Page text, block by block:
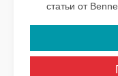
статьи от